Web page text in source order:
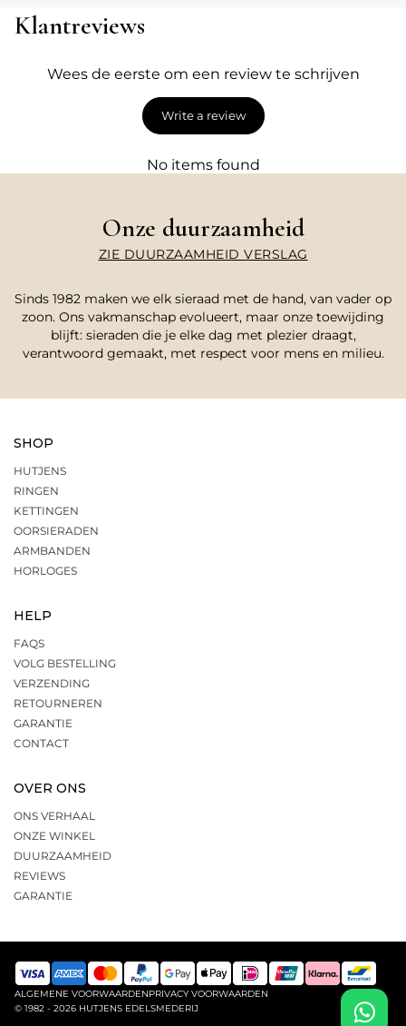
Klantreviews
Wees de eerste om een review te schrijven
Write a review
No items found
Onze duurzaamheid
ZIE DUURZAAMHEID VERSLAG
Sinds 1982 maken we elk sieraad met de hand, van vader op
zoon. Ons vakmanschap evolueert, maar onze toewijding
blijft: sieraden die je elke dag met plezier draagt,
verantwoord gemaakt, met respect voor mens en milieu.
SHOP
HUTJENS
RINGEN
KETTINGEN
OORSIERADEN
ARMBANDEN
HORLOGES
HELP
FAQS
VOLG BESTELLING
VERZENDING
RETOURNEREN
GARANTIE
CONTACT
OVER ONS
ONS VERHAAL
ONZE WINKEL
DUURZAAMHEID
REVIEWS
GARANTIE
ALGEMENE VOORWAARDENPRIVACY VOORWAARDEN
© 1982 - 2026 HUTJENS EDELSMEDERIJ